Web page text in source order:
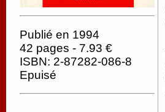
Publié en 1994
42 pages - 7.93 €
ISBN: 2-87282-086-8
Epuisé